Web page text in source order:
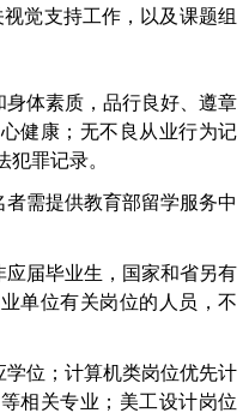
觉支持工作，以及课题组
体素质，品行良好、遵章
健康；无不良从业行为记
罪记录。
需提供教育部留学服务中
届毕业生，国家和省另有
单位有关岗位的人员，不
位；计算机类岗位优先计
相关专业；美工设计岗位